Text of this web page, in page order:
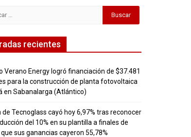
recientes
Verano Energy logró financiación de $37.481
para la construcción de planta fotovoltaica
en Sabanalarga (Atlántico)
de Tecnoglass cayó hoy 6,97% tras reconocer
del 10% en su plantilla a finales de
sus ganancias cayeron 55,78%